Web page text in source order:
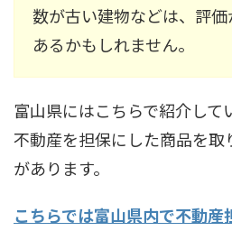
数が古い建物などは、評
あるかもしれません。
富山県にはこちらで紹介して
不動産を担保にした商品を取
があります。
こちらでは富山県内で不動産